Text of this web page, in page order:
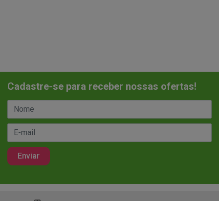
Cadastre-se para receber nossas ofertas!